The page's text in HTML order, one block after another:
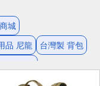
城
品 尼龍
台灣製 背包